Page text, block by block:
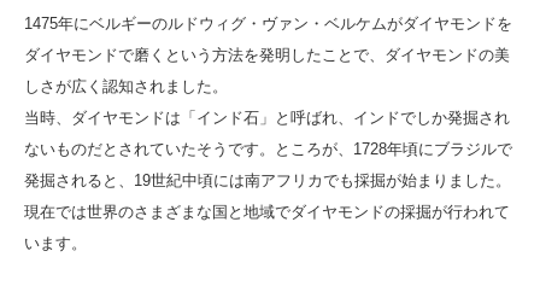
1475年にベルギーのルドウィグ・ヴァン・ベルケムがダイヤモンドを
ダイヤモンドで磨くという方法を発明したことで、ダイヤモンドの美
しさが広く認知されました。
当時、ダイヤモンドは「インド石」と呼ばれ、インドでしか発掘され
ないものだとされていたそうです。ところが、1728年頃にブラジルで
発掘されると、19世紀中頃には南アフリカでも採掘が始まりました。
現在では世界のさまざまな国と地域でダイヤモンドの採掘が行われて
います。